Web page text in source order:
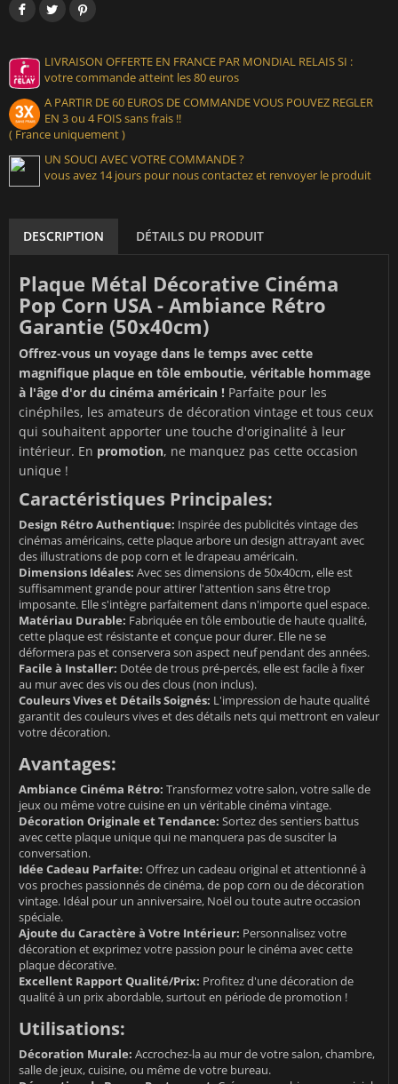
LIVRAISON OFFERTE EN FRANCE PAR MONDIAL RELAIS SI :
votre commande atteint les 80 euros
A PARTIR DE 60 EUROS DE COMMANDE VOUS POUVEZ REGLER
EN 3 ou 4 FOIS sans frais !!
( France uniquement )
UN SOUCI AVEC VOTRE COMMANDE ?
vous avez 14 jours pour nous contactez et renvoyer le produit
DESCRIPTION DÉTAILS DU PRODUIT
Plaque Métal Décorative Cinéma
Pop Corn USA - Ambiance Rétro
Garantie (50x40cm)
Offrez-vous un voyage dans le temps avec cette
magnifique plaque en tôle emboutie, véritable hommage
à l'âge d'or du cinéma américain ! Parfaite pour les
cinéphiles, les amateurs de décoration vintage et tous ceux
qui souhaitent apporter une touche d'originalité à leur
intérieur. En promotion, ne manquez pas cette occasion
unique !
Caractéristiques Principales:
Design Rétro Authentique: Inspirée des publicités vintage des
cinémas américains, cette plaque arbore un design attrayant avec
des illustrations de pop corn et le drapeau américain.
Dimensions Idéales: Avec ses dimensions de 50x40cm, elle est
suffisamment grande pour attirer l'attention sans être trop
imposante. Elle s'intègre parfaitement dans n'importe quel espace.
Matériau Durable: Fabriquée en tôle emboutie de haute qualité,
cette plaque est résistante et conçue pour durer. Elle ne se
déformera pas et conservera son aspect neuf pendant des années.
Facile à Installer: Dotée de trous pré-percés, elle est facile à fixer
au mur avec des vis ou des clous (non inclus).
Couleurs Vives et Détails Soignés: L'impression de haute qualité
garantit des couleurs vives et des détails nets qui mettront en valeur
votre décoration.
Avantages:
Ambiance Cinéma Rétro: Transformez votre salon, votre salle de
jeux ou même votre cuisine en un véritable cinéma vintage.
Décoration Originale et Tendance: Sortez des sentiers battus
avec cette plaque unique qui ne manquera pas de susciter la
conversation.
Idée Cadeau Parfaite: Offrez un cadeau original et attentionné à
vos proches passionnés de cinéma, de pop corn ou de décoration
vintage. Idéal pour un anniversaire, Noël ou toute autre occasion
spéciale.
Ajoute du Caractère à Votre Intérieur: Personnalisez votre
décoration et exprimez votre passion pour le cinéma avec cette
plaque décorative.
Excellent Rapport Qualité/Prix: Profitez d'une décoration de
qualité à un prix abordable, surtout en période de promotion !
Utilisations:
Décoration Murale: Accrochez-la au mur de votre salon, chambre,
salle de jeux, cuisine, ou même de votre bureau.